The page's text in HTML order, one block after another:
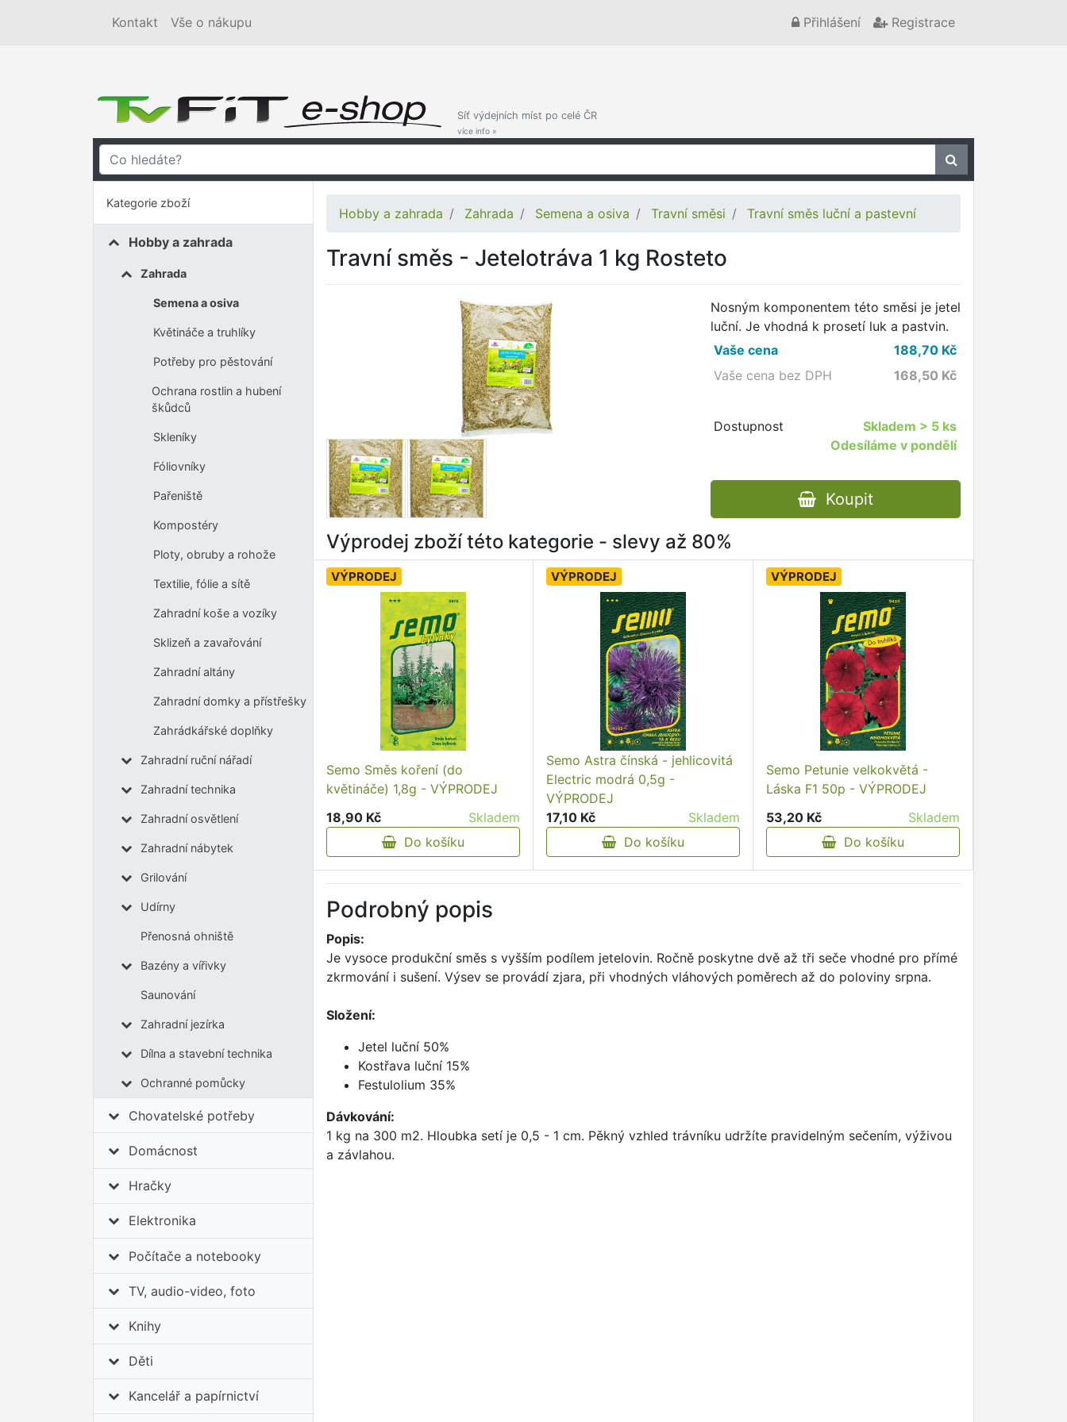
Kontakt Vše o nákupu Přihlášení Registrace
Síť výdejních míst po celé ČR
více info »
Kategorie zboží
Hobby a zahrada
Zahrada
Semena a osiva
Květináče a truhlíky
Potřeby pro pěstování
Ochrana rostlin a hubení
škůdců
Skleníky
Fóliovníky
Pařeniště
Kompostéry
Ploty, obruby a rohože
Textilie, fólie a sítě
Zahradní koše a vozíky
Sklizeň a zavařování
Zahradní altány
Zahradní domky a přístřešky
Zahrádkářské doplňky
Zahradní ruční nářadí
Zahradní technika
Zahradní osvětlení
Zahradní nábytek
Grilování
Udírny
Přenosná ohniště
Bazény a vířivky
Saunování
Zahradní jezírka
Dílna a stavební technika
Ochranné pomůcky
Chovatelské potřeby
Domácnost
Hračky
Elektronika
Počítače a notebooky
TV, audio-video, foto
Knihy
Děti
Kancelář a papírnictví
Hobby a zahrada Zahrada Semena a osiva Travní směsi Travní směs luční a pastevní
Travní směs - Jetelotráva 1 kg Rosteto
Nosným komponentem této směsi je jetel
luční. Je vhodná k prosetí luk a pastvin.
Vaše cena
188,70Kč
Vaše cena bez DPH
168,50 Kč
Dostupnost Skladem > 5 ks
Odesíláme v pondělí
Koupit
Výprodej zboží této kategorie - slevy až 80%
VÝPRODEJ
Semo Směs koření (do
květináče) 1,8g - VÝPRODEJ
18,90 Kč
Skladem
Do košíku
VÝPRODEJ
Semo Astra čínská - jehlicovitá
Electric modrá 0,5g -
VÝPRODEJ
17,10 Kč
Skladem
Do košíku
VÝPRODEJ
Semo Petunie velkokvětá -
Láska F1 50p - VÝPRODEJ
53,20 Kč
Skladem
Do košíku
Podrobný popis
Popis:
Je vysoce produkční směs s vyšším podílem jetelovin. Ročně poskytne dvě až tři seče vhodné pro přímé
zkrmování i sušení. Výsev se provádí zjara, při vhodných vláhových poměrech až do poloviny srpna.
Složení:
Jetel luční 50%
Kostřava luční 15%
Festulolium 35%
Dávkování:
1 kg na 300 m2. Hloubka setí je 0,5 - 1 cm. Pěkný vzhled trávníku udržíte pravidelným sečením, výživou
a závlahou.